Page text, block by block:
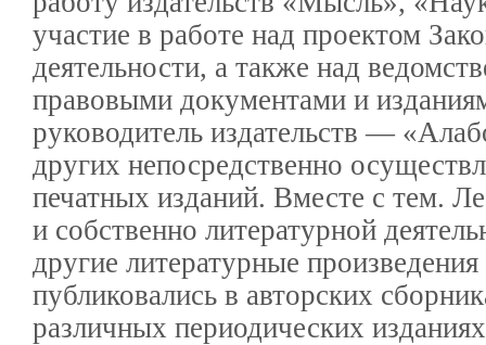
участие в работе над проектом
деятельности, а также над
правовыми документами и
руководитель издательств —
других непосредственно
печатных изданий. Вместе с тем.
и собственно литературной
другие литературные
публиковались в авторских
различных периодических изданиях